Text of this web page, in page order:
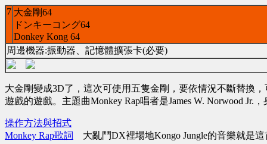
7 大金剛64
ドンキーコング64
Donkey Kong 64
周邊機器:振動器、記憶體擴張卡(必要)
大金剛變成3D了，這次可使用五隻金剛，要依情況不斷替換
遊戲的遊戲。主題曲Monkey Rap唱者是James W. Norwood Jr.
操作方法與招式
Monkey Rap歌詞
大亂鬥DX裡場地Kongo Jungle的音樂就是這